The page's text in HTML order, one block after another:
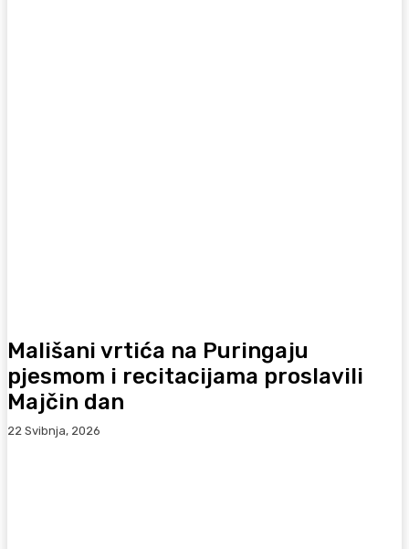
Mališani vrtića na Puringaju
pjesmom i recitacijama proslavili
Majčin dan
22 Svibnja, 2026